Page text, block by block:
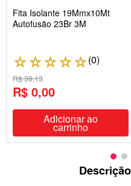
Fita Isolante 19Mmx10Mt
Autofusão 23Br 3M
☆☆☆☆☆(0)
R$ 38,13
R$ 0,00
Adicionar ao
carrinho